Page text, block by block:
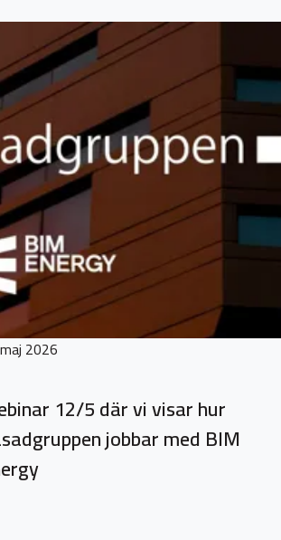
2026
12/5 där vi visar hur
jobbar med BIM